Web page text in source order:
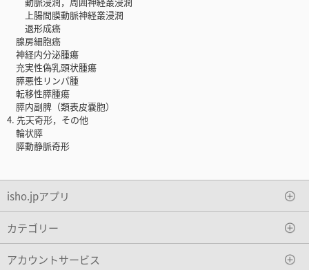
上腸間膜動脈神経叢浸潤
退形成癌
腺房細胞癌
神経内分泌腫瘍
充実性偽乳頭状腫瘍
膵悪性リンパ腫
転移性膵腫瘍
膵内副脾（類表皮嚢胞）
4. 先天奇形，その他
輪状膵
膵動静脈奇形
isho.jpアプリ
カテゴリー
アカウントサービス